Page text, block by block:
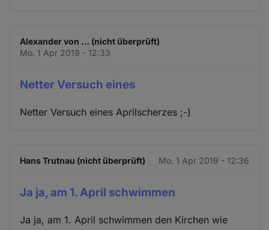
Alexander von … (nicht überprüft)
Mo. 1 Apr 2019 - 12:33
Netter Versuch eines
Netter Versuch eines Aprilscherzes ;-)
Hans Trutnau (nicht überprüft) Mo. 1 Apr 2019 - 12:36
Ja ja, am 1. April schwimmen
Ja ja, am 1. April schwimmen den Kirchen wie